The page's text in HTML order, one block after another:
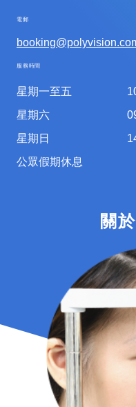
電郵
服務時間
星期一至五
星期六
星期日
公眾假期休息
關